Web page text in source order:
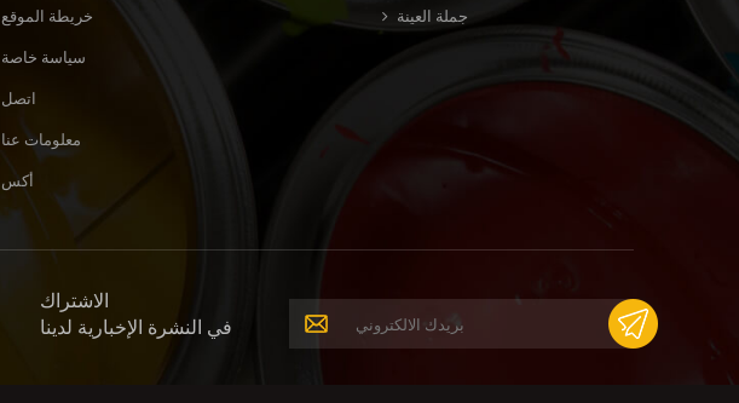
خريطة الموقع
سياسة خاصة
اتصل
معلومات عنا
أكس
جملة العينة
الاشتراك
في النشرة الإخبارية لدينا